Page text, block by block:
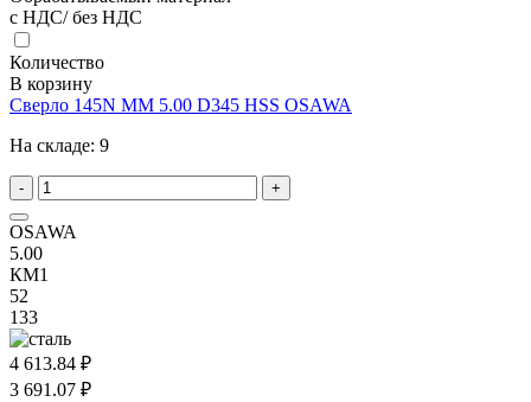
с НДС/ без НДС
Количество
В корзину
Сверло 145N MM 5.00 D345 HSS OSAWA
На складе: 9
- +
OSAWA
5.00
КМ1
52
133
4 613.84 ₽
3 691.07 ₽